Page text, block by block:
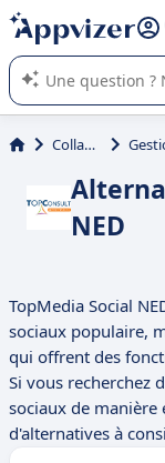
répondre (plusieurs
L'IA de Appvizer
logiciel SaaS en
Collaboration
NED
TopMedia Social
sociaux populaire,
qui offrent des
Si vous recherchez
sociaux de manière
d'alternatives à